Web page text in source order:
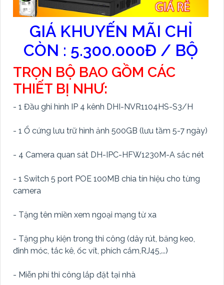
GIÁ KHUYẾN MÃI CHỈ
CÒN : 5.300.000Đ / BỘ
TRỌN BỘ BAO GỒM CÁC
THIẾT BỊ NHƯ:
- 1 Đầu ghi hình IP 4 kênh DHI-NVR1104HS-S3/H
- 1 Ổ cứng lưu trữ hình ảnh 500GB (lưu tầm 5-7 ngày)
- 4 Camera quan sát DH-IPC-HFW1230M-A sắc nét
- 1 Switch 5 port POE 100MB chia tín hiệu cho từng
camera
- Tặng tên miền xem ngoại mạng từ xa
- Tặng phụ kiện trong thi công (dây rút, băng keo,
đinh móc, tắc kê, ốc vít, phích cắm,RJ45,...)
- Miễn phí thi công lắp đặt tại nhà